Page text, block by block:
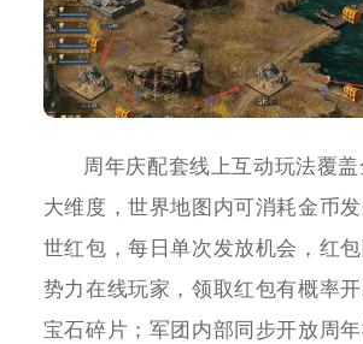
周年庆配套线上互动玩法覆
大维度，世界地图内可消耗金币
世红包，每日单次发放机会，红
势力在线玩家，领取红包有概率
宝石碎片；军团内部同步开放周